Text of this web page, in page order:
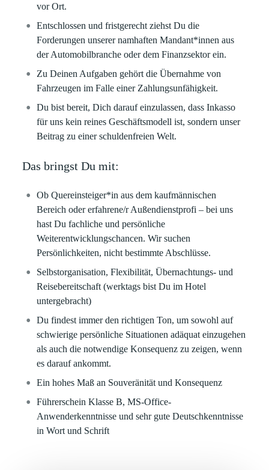
vor Ort.
Entschlossen und fristgerecht ziehst Du die
Forderungen unserer namhaften Mandant*innen aus
der Automobilbranche oder dem Finanzsektor ein.
Zu Deinen Aufgaben gehört die Übernahme von
Fahrzeugen im Falle einer Zahlungsunfähigkeit.
Du bist bereit, Dich darauf einzulassen, dass Inkasso
für uns kein reines Geschäftsmodell ist, sondern unser
Beitrag zu einer schuldenfreien Welt.
Das bringst Du mit:
Ob Quereinsteiger*in aus dem kaufmännischen
Bereich oder erfahrene/r Außendienstprofi – bei uns
hast Du fachliche und persönliche
Weiterentwicklungschancen. Wir suchen
Persönlichkeiten, nicht bestimmte Abschlüsse.
Selbstorganisation, Flexibilität, Übernachtungs- und
Reisebereitschaft (werktags bist Du im Hotel
untergebracht)
Du findest immer den richtigen Ton, um sowohl auf
schwierige persönliche Situationen adäquat einzugehen
als auch die notwendige Konsequenz zu zeigen, wenn
es darauf ankommt.
Ein hohes Maß an Souveränität und Konsequenz
Führerschein Klasse B, MS-Office-
Anwenderkenntnisse und sehr gute Deutschkenntnisse
in Wort und Schrift